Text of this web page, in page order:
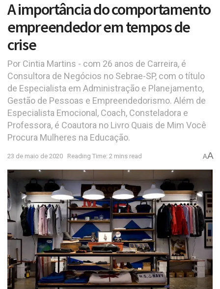
A importância do comportamento
empreendedor em tempos de
crise
Por Cintia Martins - com 26 anos de Carreira, é
Consultora de Negócios no Sebrae-SP, com o título
de Especialista em Administração e Planejamento,
Gestão de Pessoas e Empreendedorismo. Além de
Especialista Emocional, Coach, Consteladora e
Professora, é Coautora no Livro Quais de Mim Você
Procura Mulheres na Educação.
23 de maio de 2020 Reading Time: 2 mins read AA